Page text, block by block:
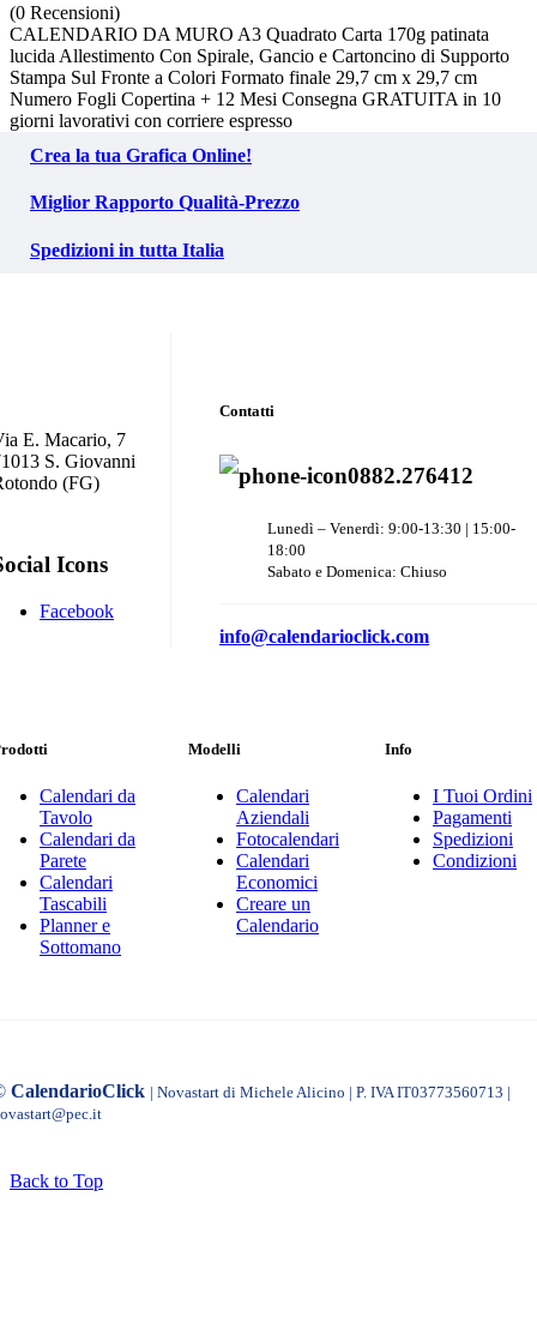
(0 Recensioni)
CALENDARIO DA MURO A3 Quadrato Carta 170g patinata
lucida Allestimento Con Spirale, Gancio e Cartoncino di Supporto
Stampa Sul Fronte a Colori Formato finale 29,7 cm x 29,7 cm
Numero Fogli Copertina + 12 Mesi Consegna GRATUITA in 10
giorni lavorativi con corriere espresso
Crea la tua Grafica Online!
Miglior Rapporto Qualità-Prezzo
Spedizioni in tutta Italia
E. Macario, 7
S. Giovanni
(FG)
Icons
Facebook
Contatti
0882.276412
Lunedì – Venerdì: 9:00-13:30 | 15:00-
18:00
Sabato e Domenica: Chiuso
info@calendarioclick.com
Calendari da
Tavolo
Calendari da
Parete
Calendari
Tascabili
Planner e
Sottomano
Modelli
Calendari
Aziendali
Fotocalendari
Calendari
Economici
Creare un
Calendario
Info
I Tuoi Ordini
Pagamenti
Spedizioni
Condizioni
CalendarioClick | Novastart di Michele Alicino | P. IVA IT03773560713 |
Back to Top